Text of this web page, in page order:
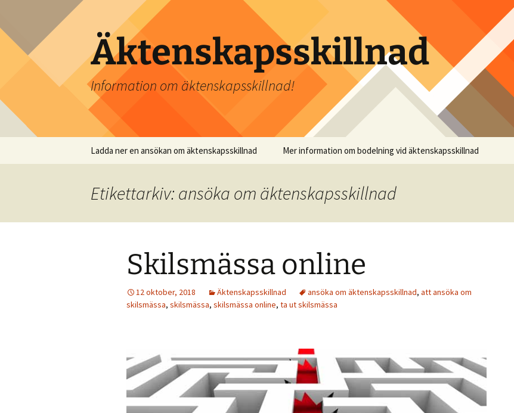
innehåll
Äktenskapsskillnad
Information om äktenskapsskillnad!
Ladda ner en ansökan om äktenskapsskillnad Mer information om bodelning vid äktenskapsskillnad
Etikettarkiv: ansöka om äktenskapsskillnad
Skilsmässa online
12 oktober, 2018 Äktenskapsskillnad ansöka om äktenskapsskillnad, att ansöka om
skilsmässa, skilsmässa, skilsmässa online, ta ut skilsmässa